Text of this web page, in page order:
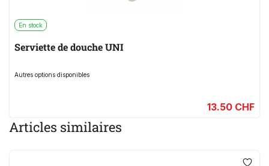
En stock
Serviette de douche UNI
Autres options disponibles
13.50 CHF
Articles similaires